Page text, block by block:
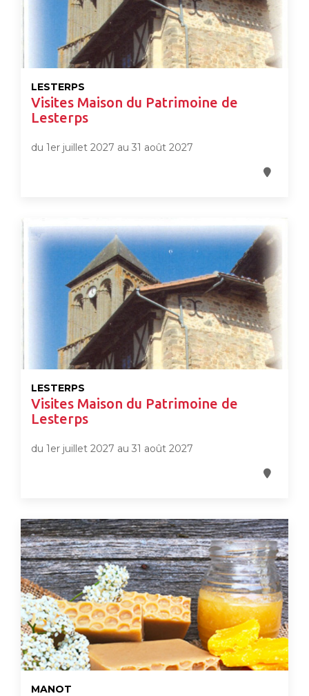
LESTERPS
Visites Maison du Patrimoine de
Lesterps
du 1er juillet 2027 au 31 août 2027
LESTERPS
Visites Maison du Patrimoine de
Lesterps
du 1er juillet 2027 au 31 août 2027
MANOT